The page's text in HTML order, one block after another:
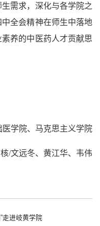
需求，深化与各学院之
全会精神在师生中落地
养的中医药人才贡献思
医学院、马克思主义学院
/文远冬、黄江华、韦伟
走进岐黄学院